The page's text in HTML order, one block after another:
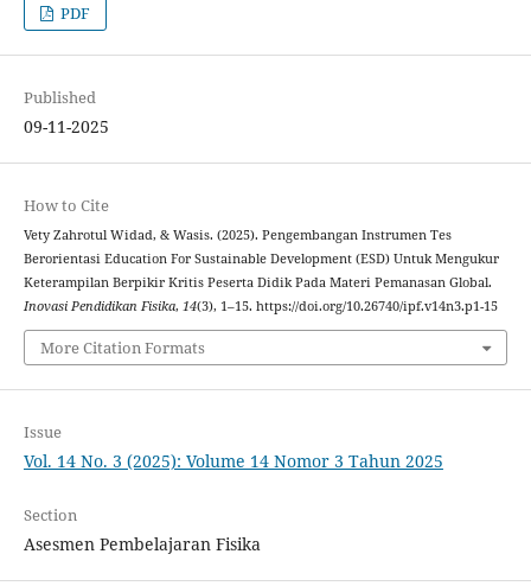
PDF
Published
09-11-2025
How to Cite
Vety Zahrotul Widad, & Wasis. (2025). Pengembangan Instrumen Tes
Berorientasi Education For Sustainable Development (ESD) Untuk Mengukur
Keterampilan Berpikir Kritis Peserta Didik Pada Materi Pemanasan Global.
Inovasi Pendidikan Fisika, 14(3), 1–15. https://doi.org/10.26740/ipf.v14n3.p1-15
More Citation Formats
Issue
Vol. 14 No. 3 (2025): Volume 14 Nomor 3 Tahun 2025
Section
Asesmen Pembelajaran Fisika